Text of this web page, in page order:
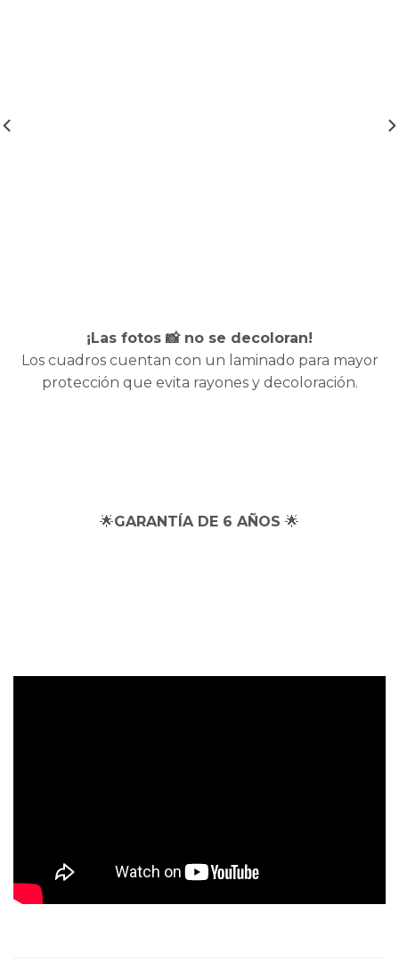
¡Las fotos 📸 no se decoloran!
Los cuadros cuentan con un laminado para mayor
protección que evita rayones y decoloración.
🌟GARANTÍA DE 6 AÑOS 🌟